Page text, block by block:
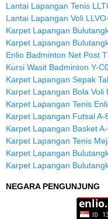
Lantai Lapangan Tenis
Lantai Lapangan Voli
Karpet Lapangan
Karpet Lapangan
Enlio Badminton Net Post
Kursi Wasit Badminton Y-
Karpet Lapangan Sepak
Karpet Lapangan Bola Voli
Karpet Lapangan Tenis
Karpet Lapangan Futsal A-
Karpet Lapangan Basket
Karpet Lapangan Tenis
Karpet Lapangan
Karpet Lapangan
NEGARA PENGUNJUNG